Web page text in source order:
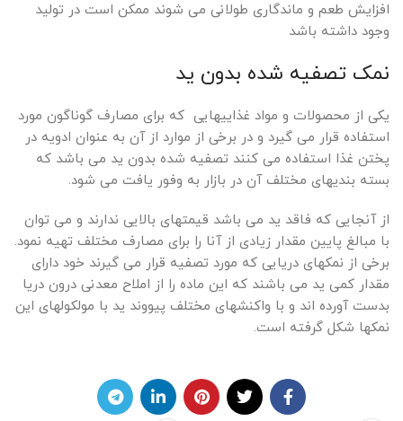
افزایش طعم و ماندگاری طولانی می شوند ممکن است در تولید
وجود داشته باشد
نمک تصفیه شده بدون ید
یکی از محصولات و مواد غذاییهایی که برای مصارف گوناگون مورد
استفاده قرار می گیرد و در برخی از موارد از آن به عنوان ادویه در
پختن غذا استفاده می کنند تصفیه شده بدون ید می باشد که
بسته بندیهای مختلف آن در بازار به وفور یافت می شود.
از آنجایی که فاقد ید می باشد قیمتهای بالایی ندارند و می توان
با مبالغ پایین مقدار زیادی از آنا را برای مصارف مختلف تهیه نمود.
برخی از نمکهای دریایی که مورد تصفیه قرار می گیرند خود دارای
مقدار کمی ید می باشند که این ماده را از املاح معدنی درون دریا
بدست آورده اند و با واکنشهای مختلف پیووند ید با مولکولهای این
نمکها شکل گرفته است.